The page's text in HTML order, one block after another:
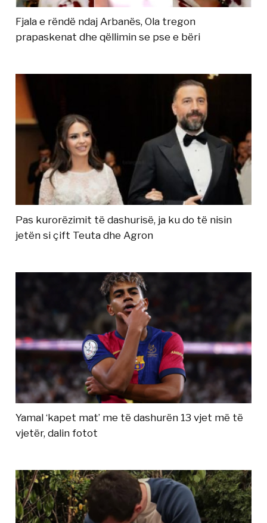
Fjala e rëndë ndaj Arbanës, Ola tregon
prapaskenat dhe qëllimin se pse e bëri
Pas kurorëzimit të dashurisë, ja ku do të nisin
jetën si çift Teuta dhe Agron
Yamal ‘kapet mat’ me të dashurën 13 vjet më të
vjetër, dalin fotot